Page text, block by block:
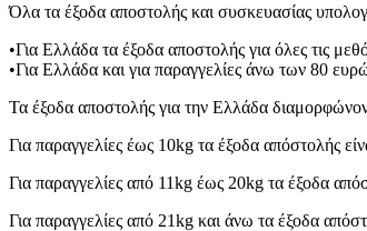
Όλα τα έξοδα αποστολής και συσκευασίας
•Για Ελλάδα τα έξοδα αποστολής για όλες τις
•Για Ελλάδα και για παραγγελίες άνω των 80
Τα έξοδα αποστολής για την Ελλάδα
Για παραγγελίες έως 10kg τα έξοδα απόστολής
Για παραγγελίες από 11kg έως 20kg τα έξοδα
Για παραγγελίες από 21kg και άνω τα έξοδα